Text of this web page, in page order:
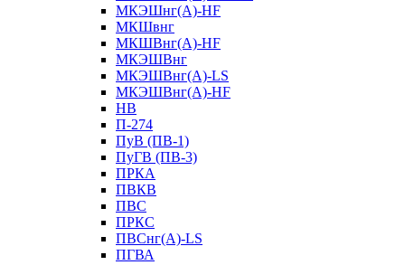
МКЭШнг(А)-HF
МКШвнг
МКШВнг(А)-HF
МКЭШВнг
МКЭШВнг(А)-LS
МКЭШВнг(А)-HF
НВ
П-274
ПуВ (ПВ-1)
ПуГВ (ПВ-3)
ПРКА
ПВКВ
ПВС
ПРКС
ПВСнг(А)-LS
ПГВА